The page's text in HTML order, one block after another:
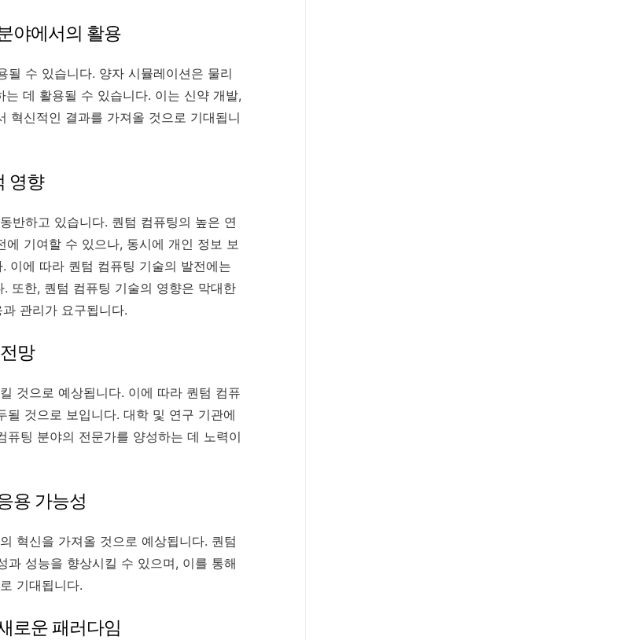
야에서의 활용
될 수 있습니다. 양자 시뮬레이션은 물리
데 활용될 수 있습니다. 이는 신약 개발,
혁신적인 결과를 가져올 것으로 기대됩니
영향
반하고 있습니다. 퀀텀 컴퓨팅의 높은 연
기여할 수 있으나, 동시에 개인 정보 보
이에 따라 퀀텀 컴퓨팅 기술의 발전에는
또한, 퀀텀 컴퓨팅 기술의 영향은 막대한
관리가 요구됩니다.
망
것으로 예상됩니다. 이에 따라 퀀텀 컴퓨
것으로 보입니다. 대학 및 연구 기관에
팅 분야의 전문가를 양성하는 데 노력이
용 가능성
혁신을 가져올 것으로 예상됩니다. 퀀텀
과 성능을 향상시킬 수 있으며, 이를 통해
기대됩니다.
로운 패러다임